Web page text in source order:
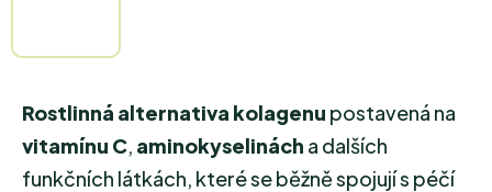
Rostlinná alternativa kolagenu postavená na
vitamínu C aminokyselinách a dalších
funkčních látkách, které se běžně spojují s péčí